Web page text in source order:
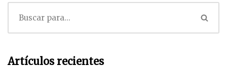
Artículos recientes